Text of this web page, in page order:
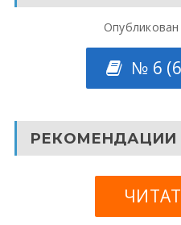
№ 6
РЕКОМЕНДАЦИИ